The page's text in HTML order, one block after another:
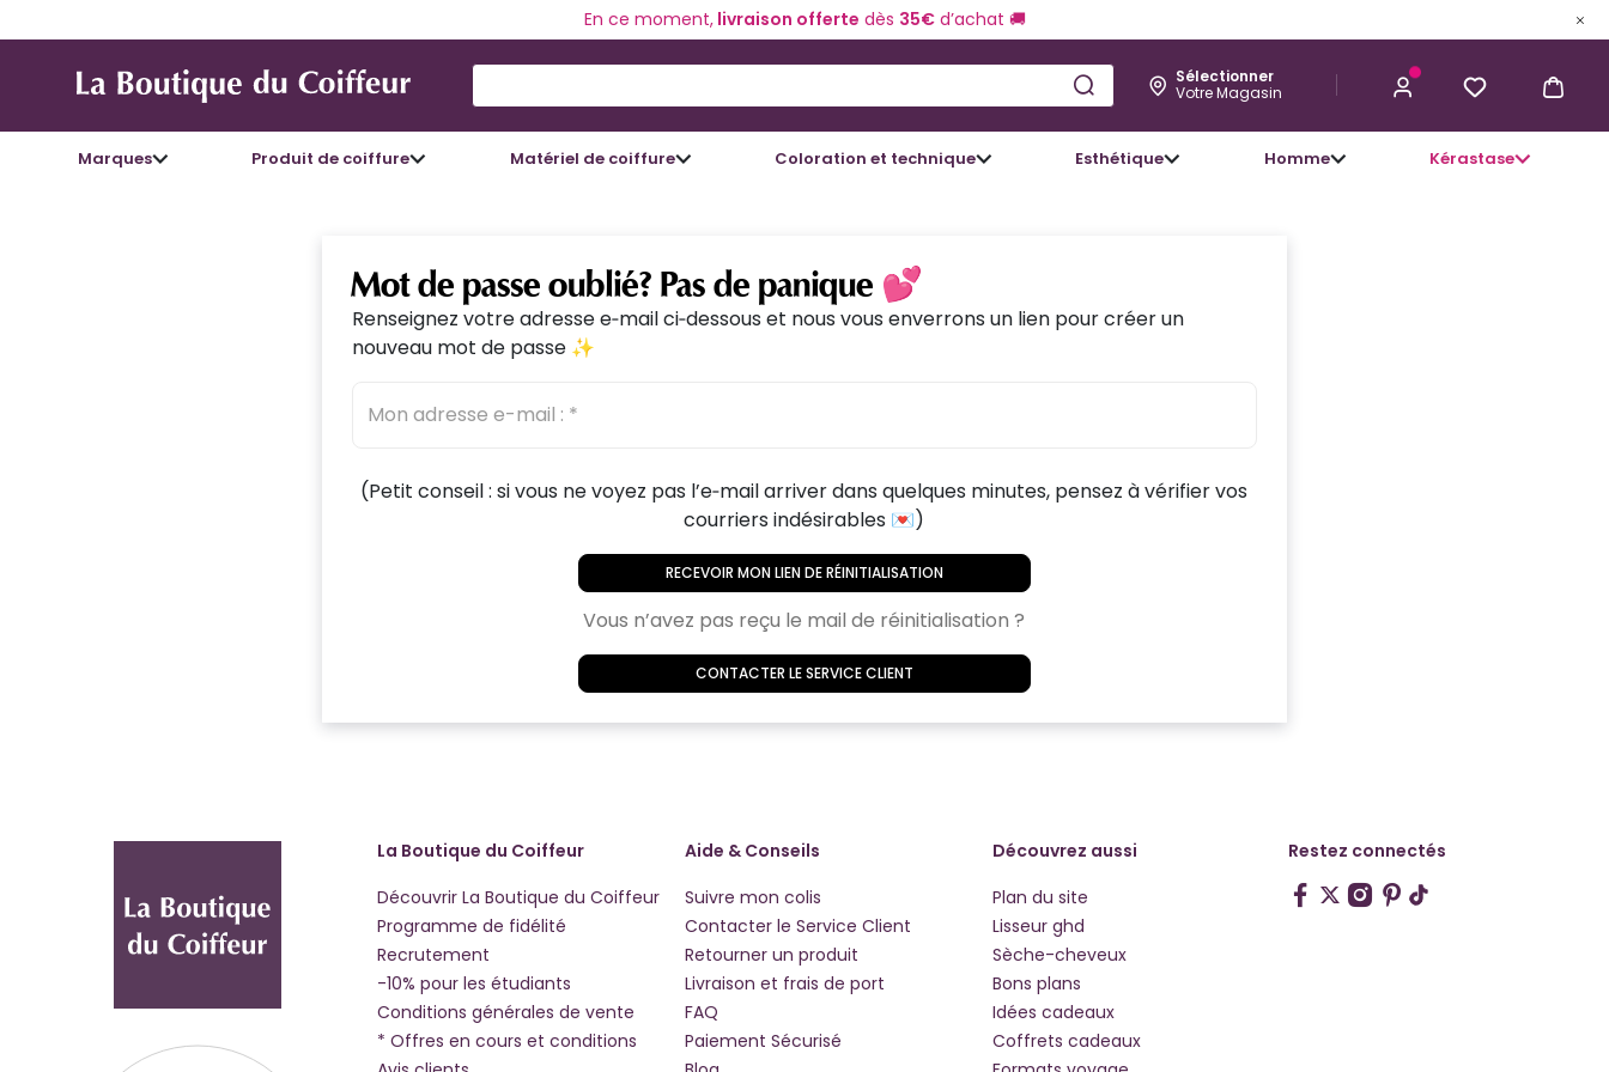
En ce moment,livraison offerte dès 35€d’achat 🚚
Sélectionner
Votre Magasin
Marques Produit de coiffure Matériel de coiffure Coloration et technique Esthétique Homme Kérastase
Mot de passe oublié? Pas de panique 💕
Renseignez votre adresse e‑mail ci‑dessous et nous vous enverrons un lien pour créer un
nouveau mot de passe ✨
(Petit conseil : si vous ne voyez pas l’e‑mail arriver dans quelques minutes, pensez à vérifier vos
courriers indésirables 💌)
RECEVOIR MON LIEN DE RÉINITIALISATION
Vous n’avez pas reçu le mail de réinitialisation ?
CONTACTER LE SERVICE CLIENT
La Boutique du Coiffeur
Découvrir La Boutique du Coiffeur
Programme de fidélité
Recrutement
-10% pour les étudiants
Conditions générales de vente
* Offres en cours et conditions
Aide & Conseils
Suivre mon colis
Contacter le Service Client
Retourner un produit
Livraison et frais de port
FAQ
Paiement Sécurisé
Découvrez aussi
Plan du site
Lisseur ghd
Sèche-cheveux
Bons plans
Idées cadeaux
Coffrets cadeaux
Restez connectés